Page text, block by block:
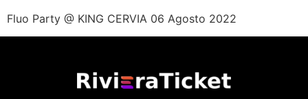
Fluo Party @ KING CERVIA 06 Agosto 2022